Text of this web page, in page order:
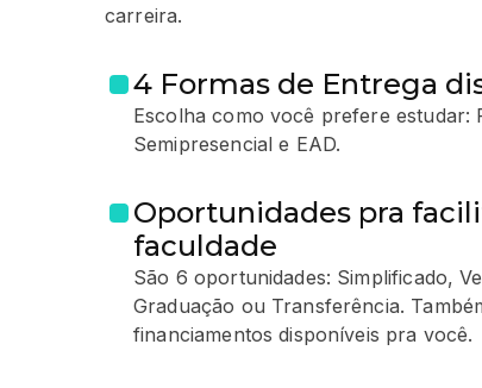
carreira.
4 Formas de Entrega
Escolha como você prefere estudar:
Semipresencial e EAD.
Oportunidades pra
faculdade
São 6 oportunidades: Simplificado,
Graduação ou Transferência.
financiamentos disponíveis pra você.